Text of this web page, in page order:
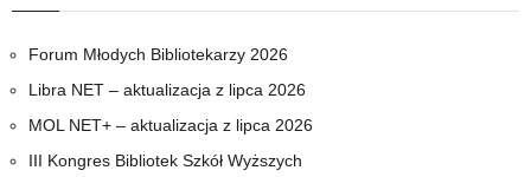
podręczników
MOL
NET+
Forum Młodych Bibliotekarzy 2026
Libra NET – aktualizacja z lipca 2026
MOL NET+ – aktualizacja z lipca 2026
III Kongres Bibliotek Szkół Wyższych